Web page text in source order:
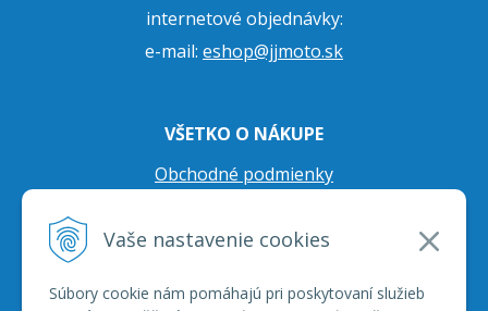
Vaše nastavenie cookies
Súbory cookie nám pomáhajú pri poskytovaní služieb
internetové objednávky:
e-mail: eshop@jjmoto.sk
VŠETKO O NÁKUPE
Obchodné podmienky
Prepravné podmienky